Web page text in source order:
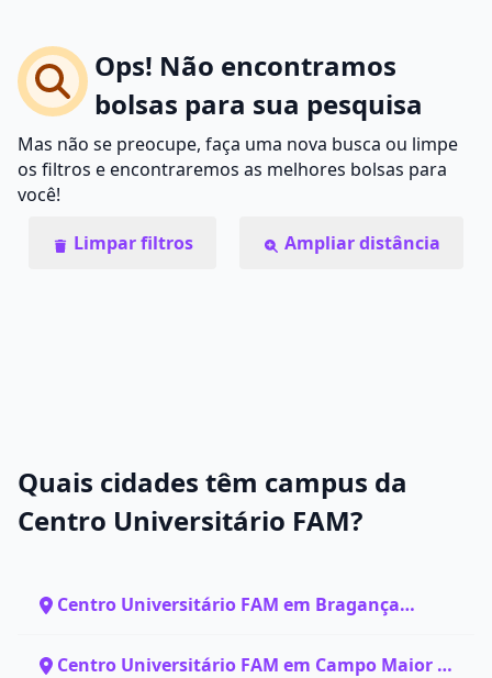
Ops! Não encontramos
bolsas para sua pesquisa
Mas não se preocupe, faça uma nova busca ou limpe
os filtros e encontraremos as melhores bolsas para
você!
Limpar filtros
Ampliar distância
Quais cidades têm campus da
Centro Universitário FAM?
Centro Universitário FAM em Bragança
Centro Universitário FAM em Campo Maior -